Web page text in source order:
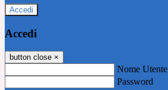
Accedi
Accedi
button close ×
Nome Utente
Password